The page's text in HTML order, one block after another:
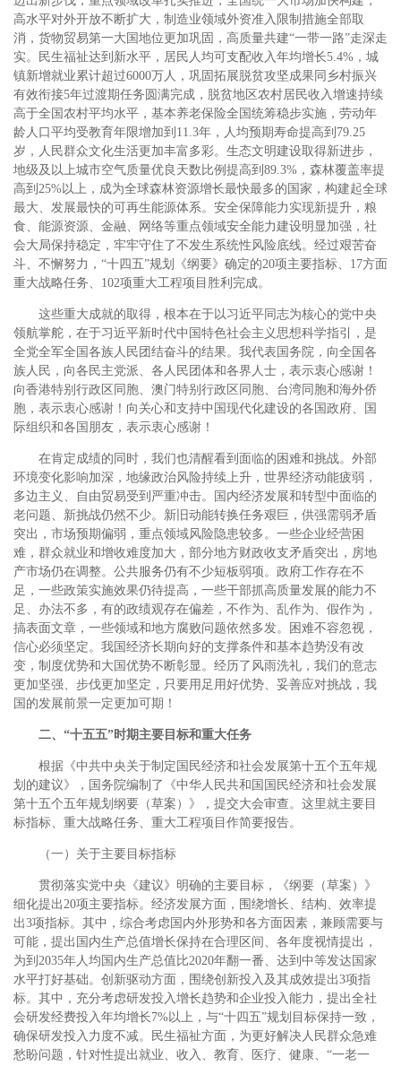
高水平对外开放不断扩大，制造业领域外资准入限制措施全部取
消，货物贸易第一大国地位更加巩固，高质量共建“一带一路”走深走
实。民生福祉达到新水平，居民人均可支配收入年均增长5.4%，城
镇新增就业累计超过6000万人，巩固拓展脱贫攻坚成果同乡村振兴
有效衔接5年过渡期任务圆满完成，脱贫地区农村居民收入增速持续
高于全国农村平均水平，基本养老保险全国统筹稳步实施，劳动年
龄人口平均受教育年限增加到11.3年，人均预期寿命提高到79.25
岁，人民群众文化生活更加丰富多彩。生态文明建设取得新进步，
地级及以上城市空气质量优良天数比例提高到89.3%，森林覆盖率提
高到25%以上，成为全球森林资源增长最快最多的国家，构建起全球
最大、发展最快的可再生能源体系。安全保障能力实现新提升，粮
食、能源资源、金融、网络等重点领域安全能力建设明显加强，社
会大局保持稳定，牢牢守住了不发生系统性风险底线。经过艰苦奋
斗、不懈努力，“十四五”规划《纲要》确定的20项主要指标、17方面
重大战略任务、102项重大工程项目胜利完成。
这些重大成就的取得，根本在于以习近平同志为核心的党中央
领航掌舵，在于习近平新时代中国特色社会主义思想科学指引，是
全党全军全国各族人民团结奋斗的结果。我代表国务院，向全国各
族人民，向各民主党派、各人民团体和各界人士，表示衷心感谢！
向香港特别行政区同胞、澳门特别行政区同胞、台湾同胞和海外侨
胞，表示衷心感谢！向关心和支持中国现代化建设的各国政府、国
际组织和各国朋友，表示衷心感谢！
在肯定成绩的同时，我们也清醒看到面临的困难和挑战。外部
环境变化影响加深，地缘政治风险持续上升，世界经济动能疲弱，
多边主义、自由贸易受到严重冲击。国内经济发展和转型中面临的
老问题、新挑战仍然不少。新旧动能转换任务艰巨，供强需弱矛盾
突出，市场预期偏弱，重点领域风险隐患较多。一些企业经营困
难，群众就业和增收难度加大，部分地方财政收支矛盾突出，房地
产市场仍在调整。公共服务仍有不少短板弱项。政府工作存在不
足，一些政策实施效果仍待提高，一些干部抓高质量发展的能力不
足、办法不多，有的政绩观存在偏差，不作为、乱作为、假作为，
搞表面文章，一些领域和地方腐败问题依然多发。困难不容忽视，
信心必须坚定。我国经济长期向好的支撑条件和基本趋势没有改
变，制度优势和大国优势不断彰显。经历了风雨洗礼，我们的意志
更加坚强、步伐更加坚定，只要用足用好优势、妥善应对挑战，我
国的发展前景一定更加可期！
二、“十五五”时期主要目标和重大任务
根据《中共中央关于制定国民经济和社会发展第十五个五年规
划的建议》，国务院编制了《中华人民共和国国民经济和社会发展
第十五个五年规划纲要（草案）》，提交大会审查。这里就主要目
标指标、重大战略任务、重大工程项目作简要报告。
（一）关于主要目标指标
贯彻落实党中央《建议》明确的主要目标，《纲要（草案）》
细化提出20项主要指标。经济发展方面，围绕增长、结构、效率提
出3项指标。其中，综合考虑国内外形势和各方面因素，兼顾需要与
可能，提出国内生产总值增长保持在合理区间、各年度视情提出，
为到2035年人均国内生产总值比2020年翻一番、达到中等发达国家
水平打好基础。创新驱动方面，围绕创新投入及其成效提出3项指
标。其中，充分考虑研发投入增长趋势和企业投入能力，提出全社
会研发经费投入年均增长7%以上，与“十四五”规划目标保持一致，
确保研发投入力度不减。民生福祉方面，为更好解决人民群众急难
愁盼问题，针对性提出就业、收入、教育、医疗、健康、“一老一